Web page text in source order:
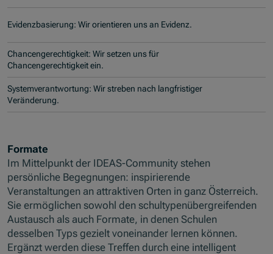
Evidenzbasierung: Wir orientieren uns an Evidenz.
Chancengerechtigkeit: Wir setzen uns für
Chancengerechtigkeit ein.
Systemverantwortung: Wir streben nach langfristiger
Veränderung.
Formate
Im Mittelpunkt der IDEAS-Community stehen
persönliche Begegnungen: inspirierende
Veranstaltungen an attraktiven Orten in ganz Österreich.
Sie ermöglichen sowohl den schultypenübergreifenden
Austausch als auch Formate, in denen Schulen
desselben Typs gezielt voneinander lernen können.
Ergänzt werden diese Treffen durch eine intelligent